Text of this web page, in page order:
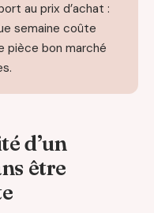
au prix d’achat :
semaine coûte
pièce bon marché
d’un
être